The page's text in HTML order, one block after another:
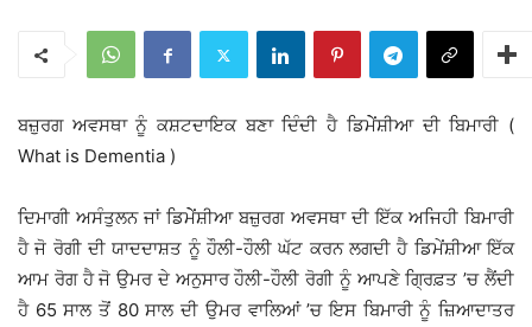
ਬਜ਼ੁਰਗ ਅਵਸਥਾ ਨੂੰ ਕਸ਼ਟਦਾਇਕ ਬਣਾ ਦਿੰਦੀ ਹੈ ਡਿਮੇੇਂਸ਼ੀਆ ਦੀ ਬਿਮਾਰੀ (
What is Dementia )
ਦਿਮਾਗੀ ਅਸੰਤੁਲਨ ਜਾਂ ਡਿਮੇੇਂਸ਼ੀਆ ਬਜ਼ੁਰਗ ਅਵਸਥਾ ਦੀ ਇੱਕ ਅਜਿਹੀ ਬਿਮਾਰੀ
ਹੈ ਜੋ ਰੋਗੀ ਦੀ ਯਾਦਦਾਸ਼ਤ ਨੂੰ ਹੌਲੀ-ਹੌਲੀ ਘੱਟ ਕਰਨ ਲਗਦੀ ਹੈ ਡਿਮੇਂਸ਼ੀਆ ਇੱਕ
ਆਮ ਰੋਗ ਹੈ ਜੋ ਉਮਰ ਦੇ ਅਨੁਸਾਰ ਹੌਲੀ-ਹੌਲੀ ਰੋਗੀ ਨੂੰ ਆਪਣੇ ਗ੍ਰਿਫ਼ਤ ’ਚ ਲੈਂਦੀ
ਹੈ 65 ਸਾਲ ਤੋਂ 80 ਸਾਲ ਦੀ ਉਮਰ ਵਾਲਿਆਂ ’ਚ ਇਸ ਬਿਮਾਰੀ ਨੂੰ ਜ਼ਿਆਦਾਤਰ